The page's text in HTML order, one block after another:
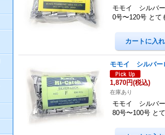
モモイ シルバー
0号〜120号 と
モモイ シルバー
1,870円(税込)
在庫あり
モモイ シルバ
80号〜100号 と